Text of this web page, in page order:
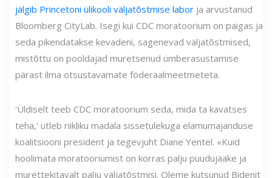
jälgib Princetoni ülikooli väljatõstmise labor ja arvustanud
Bloomberg CityLab. Isegi kui CDC moratoorium on paigas ja
seda pikendatakse kevadeni, sagenevad väljatõstmised,
mistõttu on pooldajad muretsenud ümberasustamise
pärast ilma otsustavamate föderaalmeetmeteta.
'Üldiselt teeb CDC moratoorium seda, mida ta kavatses
teha,' ütleb riikliku madala sissetulekuga elamumajanduse
koalitsiooni president ja tegevjuht Diane Yentel. «Kuid
hoolimata moratooriumist on korras palju puudujääke ja
murettekitavalt palju väljatõstmisi. Oleme kutsunud Bidenit